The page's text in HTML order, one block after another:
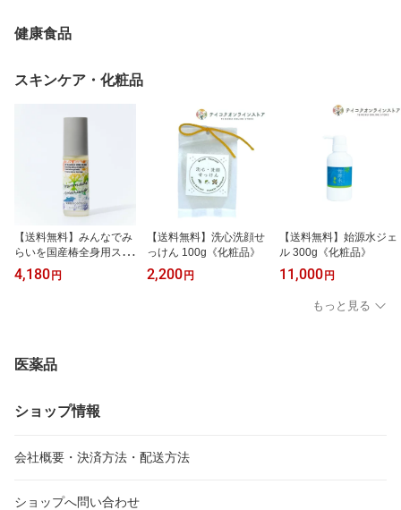
健康食品
スキンケア・化粧品
【送料無料】みんなでみ
らいを国産椿全身用スキ
ンケアオイル（28ml)
《化粧品》
4,180円
【送料無料】洗心洗顔せ
っけん 100g《化粧品》
2,200円
【送料無料】始源水ジェ
ル 300g《化粧品》
11,000円
もっと見る
医薬品
ショップ情報
会社概要・決済方法・配送方法
ショップへ問い合わせ